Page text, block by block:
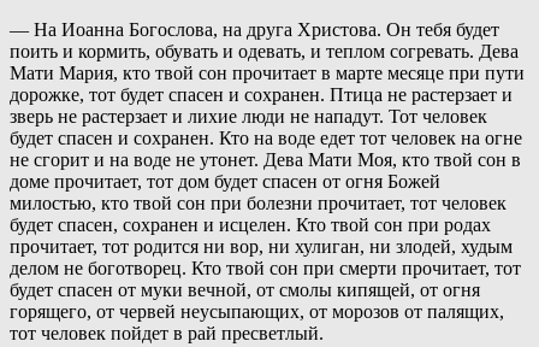
— На Иоанна Богослова, на друга Христова. Он тебя будет
поить и кормить, обувать и одевать, и теплом согревать. Дева
Мати Мария, кто твой сон прочитает в марте месяце при пути
дорожке, тот будет спасен и сохранен. Птица не растерзает и
зверь не растерзает и лихие люди не нападут. Тот человек
будет спасен и сохранен. Кто на воде едет тот человек на огне
не сгорит и на воде не утонет. Дева Мати Моя, кто твой сон в
доме прочитает, тот дом будет спасен от огня Божей
милостью, кто твой сон при болезни прочитает, тот человек
будет спасен, сохранен и исцелен. Кто твой сон при родах
прочитает, тот родится ни вор, ни хулиган, ни злодей, худым
делом не боготворец. Кто твой сон при смерти прочитает, тот
будет спасен от муки вечной, от смолы кипящей, от огня
горящего, от червей неусыпающих, от морозов от палящих,
тот человек пойдет в рай пресветлый.